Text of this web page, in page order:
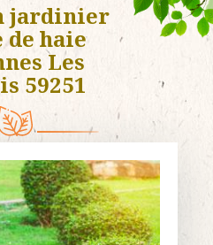
jardinier
haie
Les
59251